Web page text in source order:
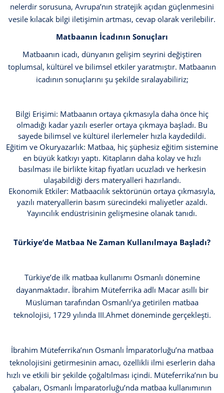
nelerdir sorusuna, Avrupa’nın stratejik açıdan güçlenmesini
vesile kılacak bilgi iletişimin artması, cevap olarak verilebilir.
Matbaanın İcadının Sonuçları
Matbaanın icadı, dünyanın gelişim seyrini değiştiren
toplumsal, kültürel ve bilimsel etkiler yaratmıştır. Matbaanın
icadının sonuçlarını şu şekilde sıralayabiliriz;
Bilgi Erişimi: Matbaanın ortaya çıkmasıyla daha önce hiç
olmadığı kadar yazılı eserler ortaya çıkmaya başladı. Bu
sayede bilimsel ve kültürel ilerlemeler hızla kaydedildi.
Eğitim ve Okuryazarlık: Matbaa, hiç şüphesiz eğitim sistemine
en büyük katkıyı yaptı. Kitapların daha kolay ve hızlı
basılması ile birlikte kitap fiyatları ucuzladı ve herkesin
ulaşabildiği ders materyalleri hazırlandı.
Ekonomik Etkiler: Matbaacılık sektörünün ortaya çıkmasıyla,
yazılı materyallerin basım sürecindeki maliyetler azaldı.
Yayıncılık endüstrisinin gelişmesine olanak tanıdı.
Türkiye’de Matbaa Ne Zaman Kullanılmaya Başladı?
Türkiye’de ilk matbaa kullanımı Osmanlı dönemine
dayanmaktadır. İbrahim Müteferrika adlı Macar asıllı bir
Müslüman tarafından Osmanlı’ya getirilen matbaa
teknolojisi, 1729 yılında III.Ahmet döneminde gerçekleşti.
İbrahim Müteferrika’nın Osmanlı İmparatorluğu’na matbaa
teknolojisini getirmesinin amacı, özellikli ilmi eserlerin daha
hızlı ve etkili bir şekilde çoğaltılması içindi. Müteferrika’nın bu
çabaları, Osmanlı İmparatorluğu’nda matbaa kullanımının